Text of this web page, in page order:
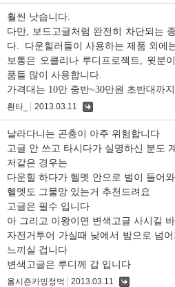
훨씬 낫습니다.
다만, 보드고글처럼 완전히 차단되는
다. 다운힐러들이 사용하는 제품 외에는
보통은 오클리나 루디프로젝트, 윗분
품들 많이 사용합니다.
가격대는 10만 중반~30만원 초반대까
환타_ 2013.03.11
날라다니는 곤충이 아주 위험합니다
고글 안 쓰고 타시다가 실명하신 분도
저같은 경우는
다운힐 하다가 헬멧 안으로 벌이 들어
헬멧도 그물망 있는거 추천드려요
고글은 필수 입니다
아 그리고 이왕이면 변색고글 사시길
자전거투어 가실때 낮에서 밤으로 넘
느끼실 겁니다
변색고글은 루디께 갑 입니다
올시즌카빙정벅 2013.03.11